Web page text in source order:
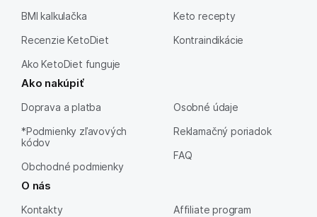
BMI kalkulačka
Recenzie KetoDiet
Ako KetoDiet funguje
Keto recepty
Kontraindikácie
Ako nakúpiť
Doprava a platba
*Podmienky zľavových
kódov
Obchodné podmienky
Osobné údaje
Reklamačný poriadok
FAQ
O nás
Kontakty
Affiliate program